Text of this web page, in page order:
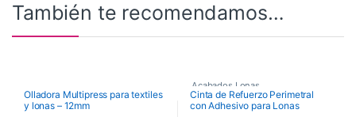
También te recomendamos…
Olladora Multipress para textiles
y lonas – 12mm
Acabados Lonas
Cinta de Refuerzo Perimetral
con Adhesivo para Lonas